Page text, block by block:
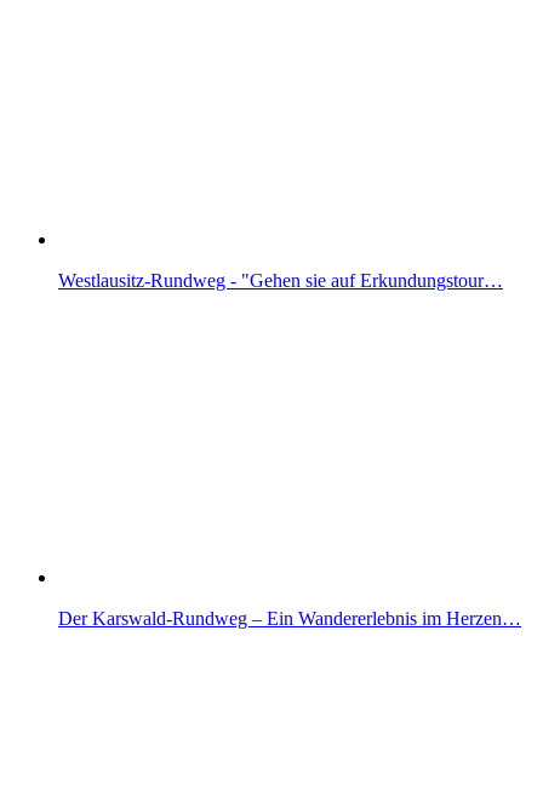
Westlausitz-Rundweg - "Gehen sie auf Erkundungstour…
Der Karswald-Rundweg – Ein Wandererlebnis im Herzen…